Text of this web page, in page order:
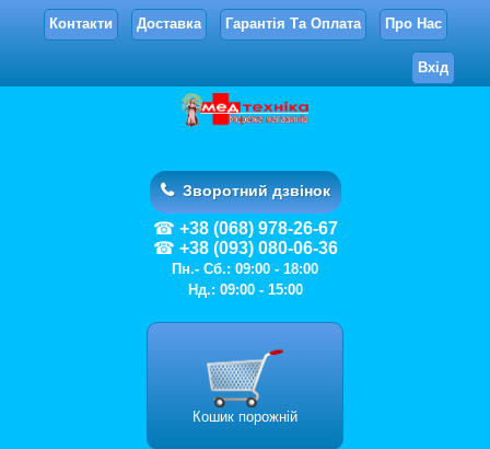
Контакти Доставка Гарантія Та Оплата Про Нас
Вхід
Зворотний дзвінок
+38 (068) 978-26-67
+38 (093) 080-06-36
Пн.- Сб.: 09:00 - 18:00
Нд.: 09:00 - 15:00
Кошик порожній